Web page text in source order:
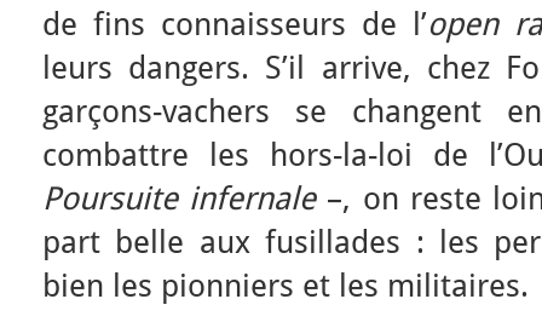
de fins connaisseurs de l’open
leurs dangers. S’il arrive, chez
garçons-vachers se changent
combattre les hors-la-loi de
Poursuite infernale–, on reste
part belle aux fusillades : les
bien les pionniers et les militaires.